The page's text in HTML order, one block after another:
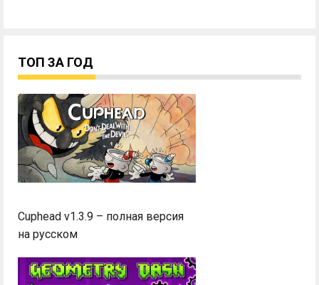
ТОП ЗА ГОД
Cuphead v1.3.9 – полная версия
на русском